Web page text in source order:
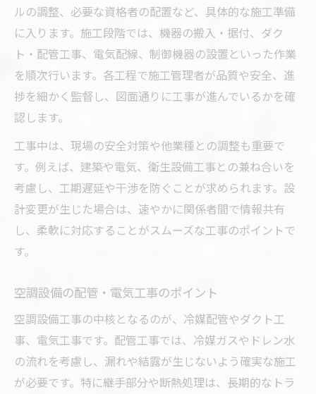
ルの調整、必要な資格者の配置など、具体的な施工準備
に入ります。施工段階では、機器の搬入・据付、ダク
ト・配管工事、電気配線、制御機器の設置といった作業
を順次行います。各工程で施工管理者が品質や安全、進
捗を細かく監督し、図面通りに工事が進んでいるかを確
認します。
工事中は、現場の安全対策や他業種との調整も重要で
す。例えば、建築や電気、衛生設備工事との兼ね合いを
考慮し、工期遅延や干渉を防ぐことが求められます。設
計変更が生じた場合は、速やかに関係者間で情報共有
し、柔軟に対応することがスムーズな工事のポイントで
す。
空調設備の配管・電気工事のポイント
空調設備工事の中核となるのが、冷媒配管やダクト工
事、電気工事です。配管工事では、冷媒ガスやドレン水
の流れを考慮し、漏れや結露が生じないよう確実な施工
が必要です。特に継手部分や断熱処理は、長期的なトラ